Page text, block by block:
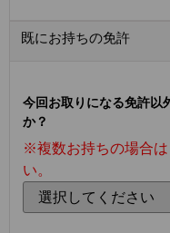
既にお持ちの免許
今回お取りになる免許以
か？
※複数お持ちの場合
い。